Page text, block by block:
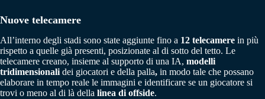
Nuove telecamere
All’interno degli stadi sono state aggiunte fino a 12 telecamere in più
rispetto a quelle già presenti, posizionate al di sotto del tetto. Le
telecamere creano, insieme al supporto di una IA, modelli
tridimensionali dei giocatori e della palla, in modo tale che possano
elaborare in tempo reale le immagini e identificare se un giocatore si
trovi o meno al di là della linea di offside.